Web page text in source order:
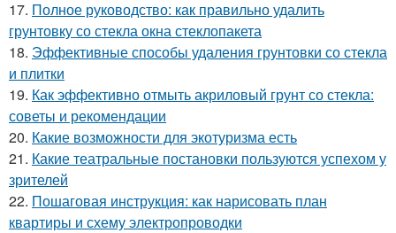
17. Полное руководство: как правильно удалить
грунтовку со стекла окна стеклопакета
18. Эффективные способы удаления грунтовки со стекла
и плитки
19. Как эффективно отмыть акриловый грунт со стекла:
советы и рекомендации
20. Какие возможности для экотуризма есть
21. Какие театральные постановки пользуются успехом у
зрителей
22. Пошаговая инструкция: как нарисовать план
квартиры и схему электропроводки